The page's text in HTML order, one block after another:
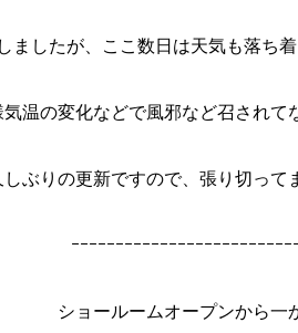
ましたが、ここ数日は天気も落ち
気温の変化などで風邪など召されて
しぶりの更新ですので、張り切って
ｰｰｰｰｰｰｰｰｰｰｰｰｰｰｰｰｰｰｰｰｰｰｰｰｰ
ショールームオープンから一